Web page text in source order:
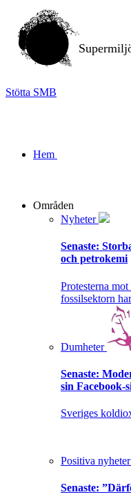
Stötta SMB
Hem
Områden
Nyheter
Senaste:
och petrokemi
Protesterna
fossilsektorn
Dumheter
Senaste:
sin Facebook-
Sveriges
Positiva nyheter
Senaste: